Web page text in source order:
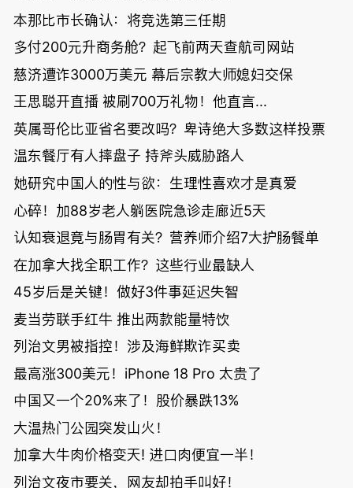
本那比市长确认：将竞选第三任期
多付200元升商务舱？起飞前两天查航司网站
慈济遭诈3000万美元 幕后宗教大师媳妇交保
王思聪开直播 被刷700万礼物！他直言...
英属哥伦比亚省名要改吗？卑诗绝大多数这样投票
温东餐厅有人摔盘子 持斧头威胁路人
她研究中国人的性与欲：生理性喜欢才是真爱
心碎！加88岁老人躺医院急诊走廊近5天
认知衰退竟与肠胃有关？营养师介绍7大护肠餐单
在加拿大找全职工作？这些行业最缺人
45岁后是关键！做好3件事延迟失智
麦当劳联手红牛 推出两款能量特饮
列治文男被指控！涉及海鲜欺诈买卖
最高涨300美元！iPhone 18 Pro 太贵了
中国又一个20%来了！股价暴跌13%
大温热门公园突发山火！
加拿大牛肉价格变天! 进口肉便宜一半！
列治文夜市要关，网友却拍手叫好！